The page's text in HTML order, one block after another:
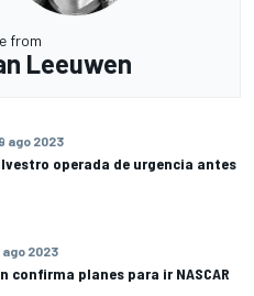
from
Leeuwen
ago 2023
operada de urgencia antes
ago 2023
confirma planes para ir NASCAR